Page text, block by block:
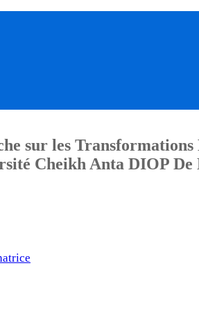
sur les Transformations
Cheikh Anta DIOP De